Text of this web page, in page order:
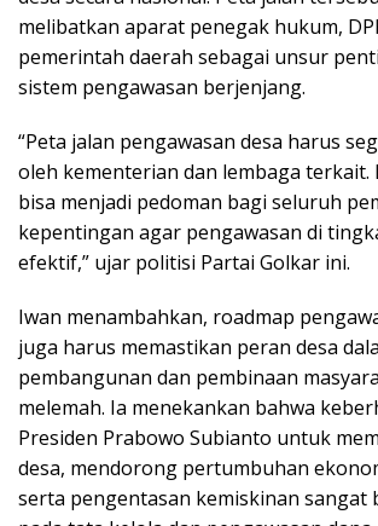
melibatkan aparat penegak hukum,
pemerintah daerah sebagai unsur
sistem pengawasan berjenjang.
“Peta jalan pengawasan desa harus
oleh kementerian dan lembaga terkait.
bisa menjadi pedoman bagi seluruh
kepentingan agar pengawasan di
efektif,” ujar politisi Partai Golkar ini.
Iwan menambahkan, roadmap
juga harus memastikan peran desa
pembangunan dan pembinaan
melemah. Ia menekankan bahwa
Presiden Prabowo Subianto untuk
desa, mendorong pertumbuhan
serta pengentasan kemiskinan sangat